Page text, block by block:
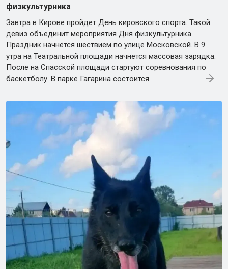
физкультурника
Завтра в Кирове пройдет День кировского спорта. Такой
девиз объединит мероприятия Дня физкультурника.
Праздник начнётся шествием по улице Московской. В 9
утра на Театральной площади начнется массовая зарядка.
После на Спасской площади стартуют соревнования по
баскетболу. В парке Гагарина состоится